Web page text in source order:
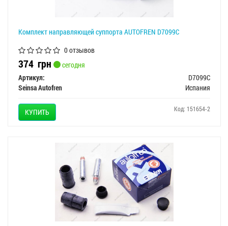
Комплект направляющей суппорта AUTOFREN D7099C
0 отзывов
374 грн
сегодня
Артикул:
D7099C
Seinsa Autofren
Испания
КУПИТЬ Код: 151654-2